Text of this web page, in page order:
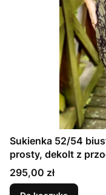
Sukienka 52/54
prosty, dekolt z
CZARNA KORONKA
Cena
295,00 zł